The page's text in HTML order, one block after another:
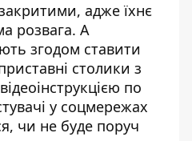
адже їхнє
розвага. А
згодом ставити
столики з
по
у соцмережах
чи не буде поруч